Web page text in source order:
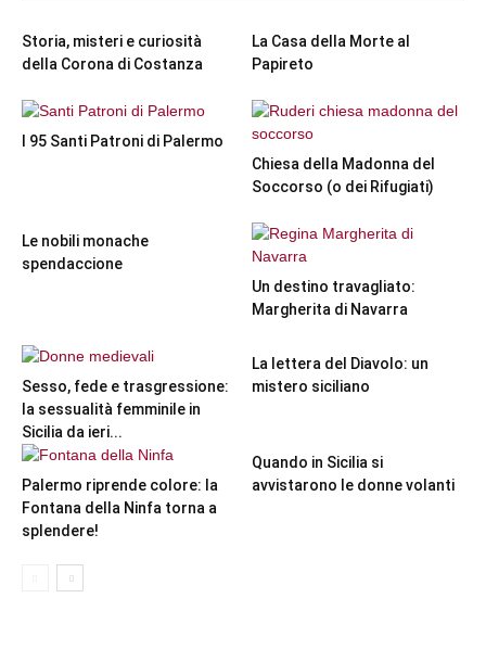
Storia, misteri e curiosità
della Corona di Costanza
La Casa della Morte al
Papireto
I 95 Santi Patroni di Palermo
Chiesa della Madonna del
Soccorso (o dei Rifugiati)
Le nobili monache
spendaccione
Un destino travagliato:
Margherita di Navarra
Sesso, fede e trasgressione:
la sessualità femminile in
Sicilia da ieri...
La lettera del Diavolo: un
mistero siciliano
Palermo riprende colore: la
Fontana della Ninfa torna a
splendere!
Quando in Sicilia si
avvistarono le donne volanti